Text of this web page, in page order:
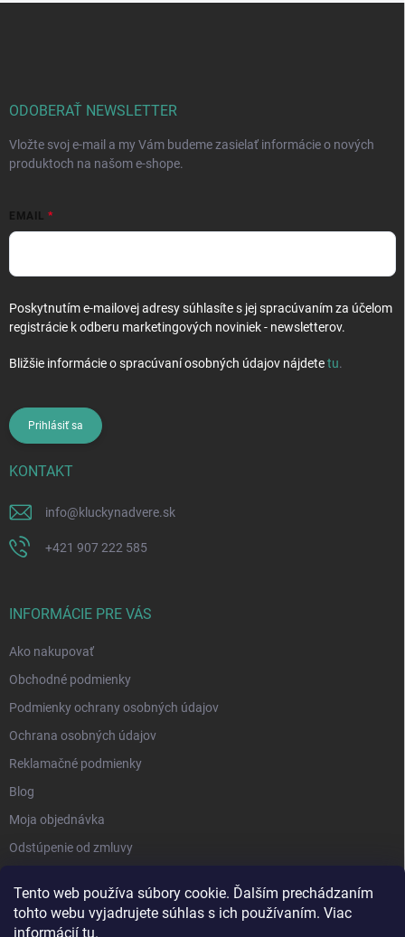
Tento web používa súbory cookie. Ďalším prechádzaním
tohto webu vyjadrujete súhlas s ich používaním. Viac
informácií tu.
ODOBERAŤ NEWSLETTER
Vložte svoj e-mail a my Vám budeme zasielať informácie o nových
produktoch na našom e-shope.
EMAIL
Poskytnutím e-mailovej adresy súhlasíte s jej spracúvaním za účelom
registrácie k odberu marketingových noviniek - newsletterov.
Bližšie informácie o spracúvaní osobných údajov nájdetetu.
Prihlásiť sa
KONTAKT
info@kluckynadvere.sk
+421 907 222 585
INFORMÁCIE PRE VÁS
Ako nakupovať
Obchodné podmienky
Podmienky ochrany osobných údajov
Ochrana osobných údajov
Reklamačné podmienky
Blog
Moja objednávka
Odstúpenie od zmluvy